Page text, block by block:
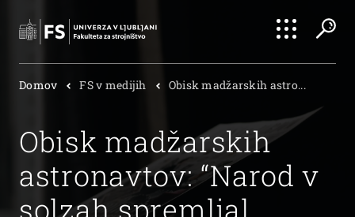
Išči
Domov FS v medijih Obisk madžarskih astro...
Obisk madžarskih
astronavtov: “Narod v
solzah spremljal